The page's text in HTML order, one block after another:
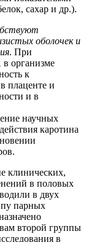
сахар и др.).
оболочек и
. При
организме
к
плаценте и
и в
научных
каротина
клинических,
в половых
в двух
парных
второй группы
в